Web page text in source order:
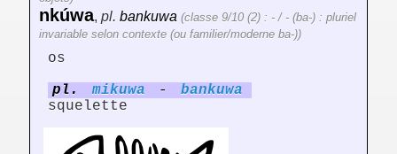
nkúwa, pl. bankuwa (classe 9/10 (2) : - / - (ba-) : pluriel
invariable selon contexte (ou familier/moderne ba-))
os
pl.
mikuwa -
bankuwa
squelette